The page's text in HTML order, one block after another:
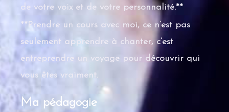
de votre voix et de votre personnalité.**
**Prendre un cours avec moi, ce n’est pas
seulement apprendre à chanter, c’est
entreprendre un voyage pour découvrir qui
vous êtes vraiment.
Ma pédagogie